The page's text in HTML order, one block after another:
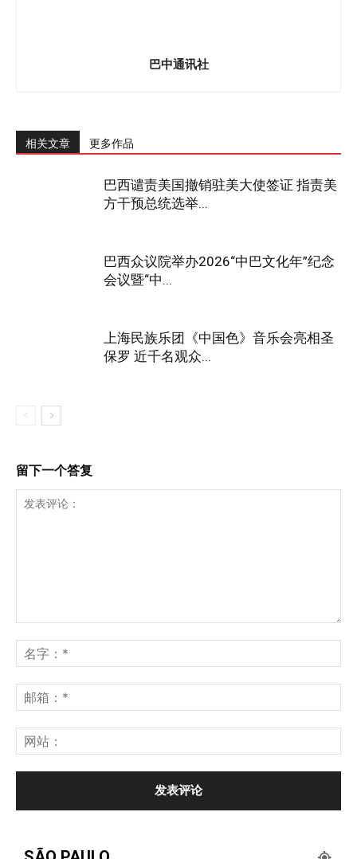
巴中通讯社
相关文章 更多作品
巴西谴责美国撤销驻美大使签证 指责美
方干预总统选举...
巴西众议院举办2026“中巴文化年”纪念
会议暨“中...
上海民族乐团《中国色》音乐会亮相圣
保罗 近千名观众...
留下一个答复